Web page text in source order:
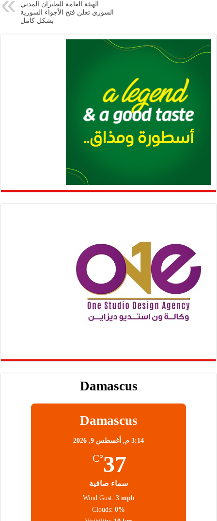
p
الهيئة العامة للطيران المدني
السوري تعلن فتح الأجواء السورية
بشكل كامل
Damascus
Damascus
3:14 م, أغسطس 9, 2026
37
°C
سماء صافية
Wind Gust: 3 mph
Clouds: 0%